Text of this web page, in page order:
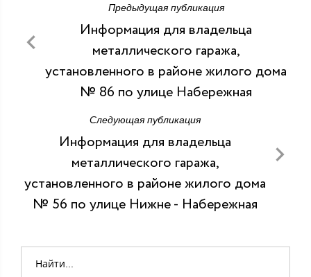
Предыдущая публикация
Информация для владельца
металлического гаража,
установленного в районе жилого дома
№ 86 по улице Набережная
Следующая публикация
Информация для владельца
металлического гаража,
установленного в районе жилого дома
№ 56 по улице Нижне - Набережная